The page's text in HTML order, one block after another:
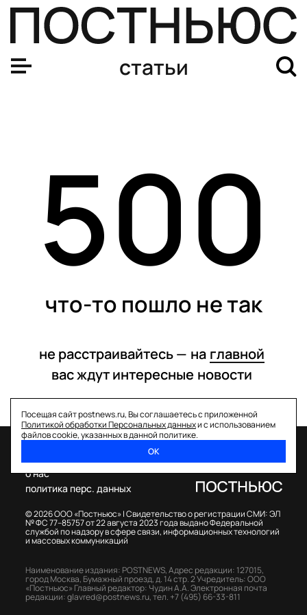
статьи
500
что-то пошло не так
не расстраивайтесь — на главной
вас ждут интересные новости
Посещая сайт postnews.ru, Вы соглашаетесь с приложенной
Политикой обработки Персональных данныхи с использованием
файлов cookie, указанных в данной политике.
ОК
© 2026 ООО «Постньюс» |Свидетельство о регистрации СМИ: ЭЛ
№ ФС 77–85757 от 22 августа 2023 года выдано Федеральной
службой по надзору в сфере связи, информационных технологий
и массовых коммуникаций
о нас
политика перс. данных
Наименование издания: POSTNEWS,Адрес редакции: 127015,
город Москва, Бумажный проезд, д. 14 стр. 2Учредитель: ООО
«Постньюс» Главный редактор: Чудин А.А.Электронная почта
редакции:glavred@postnews.ru,тел. +7 (495) 66-33-811